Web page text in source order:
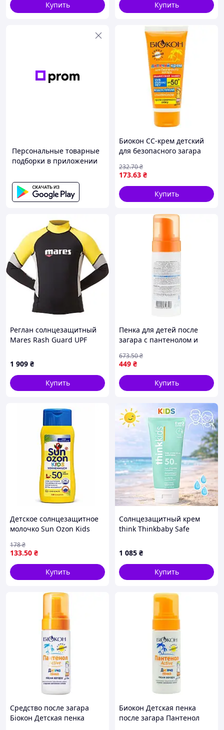
Купить Купить
Персональные товарные
подборки в приложении
Биокон СС-крем детский
для безопасного загара
173.63 ₴
232.70₴
Купить
Реглан солнцезащитный
Mares Rash Guard UPF
желтый)
1 909 ₴
Купить
Пенка для детей после
загара с пантенолом и
увлажнения и
восстановления кожи
FLAME
449 ₴
673.50₴
Купить
Детское солнцезащитное
молочко Sun Ozon Kids
133.50 ₴
178₴
Купить
Солнцезащитный крем
think Thinkbaby Safe
оксидом цинка 177 мл
1 085 ₴
Купить
Средство после загара
Біокон Детская пенка
Биокон Детская пенка
после загара Пантенол